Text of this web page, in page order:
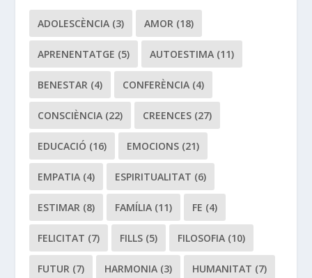
ADOLESCÈNCIA (3) AMOR (18)
APRENENTATGE (5) AUTOESTIMA (11)
BENESTAR (4) CONFERÈNCIA (4)
CONSCIÈNCIA (22) CREENCES (27)
EDUCACIÓ (16) EMOCIONS (21)
EMPATIA (4) ESPIRITUALITAT (6)
ESTIMAR (8) FAMÍLIA (11) FE (4)
FELICITAT (7) FILLS (5) FILOSOFIA (10)
FUTUR (7) HARMONIA (3) HUMANITAT (7)